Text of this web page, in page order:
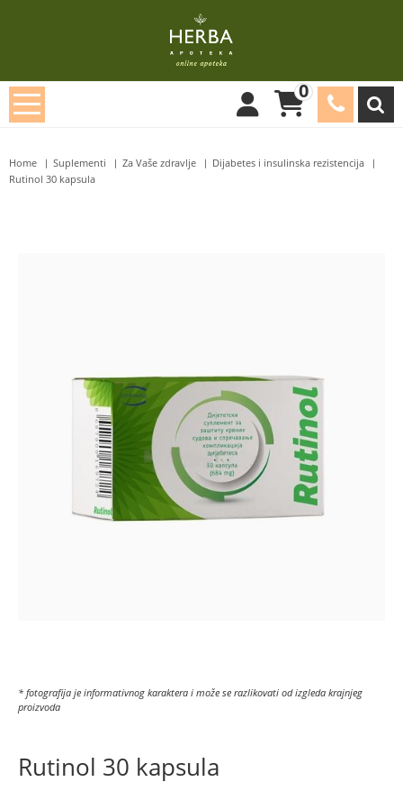
0
Home Suplementi Za Vaše zdravlje
Dijabetes i insulinska rezistencija
Rutinol 30 kapsula
* fotografija je informativnog karaktera i može se razlikovati od izgleda krajnjeg
proizvoda
Rutinol 30 kapsula